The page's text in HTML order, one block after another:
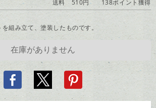
送料 510円
138ポイント獲得
組み立て、塗装したものです。